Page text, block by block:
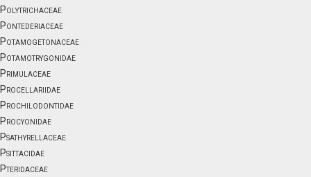
Polytrichaceae
Pontederiaceae
Potamogetonaceae
Potamotrygonidae
Primulaceae
Procellariidae
Prochilodontidae
Procyonidae
Psathyrellaceae
Psittacidae
Pteridaceae